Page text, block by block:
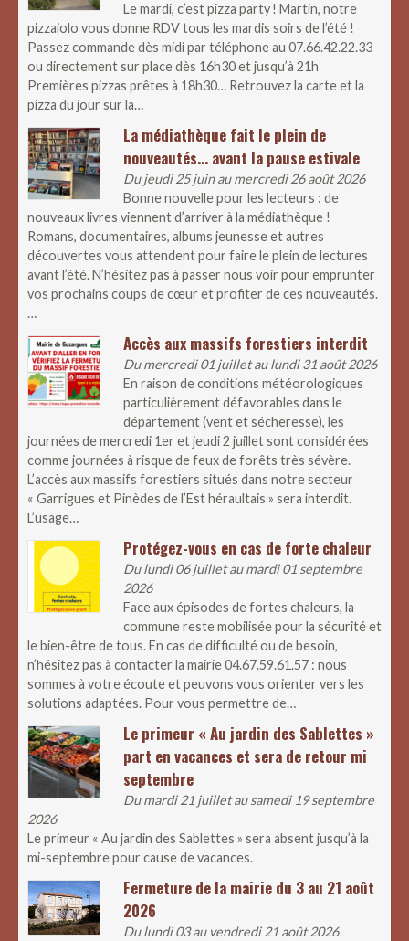
Le mardi, c’est pizza party ! Martin, notre
pizzaiolo vous donne RDV tous les mardis soirs de l’été !
Passez commande dès midi par téléphone au 07.66.42.22.33
ou directement sur place dès 16h30 et jusqu’à 21h
Premières pizzas prêtes à 18h30… Retrouvez la carte et la
pizza du jour sur la…
La médiathèque fait le plein de
nouveautés… avant la pause estivale
Du jeudi 25 juin au mercredi 26 août 2026
Bonne nouvelle pour les lecteurs : de
nouveaux livres viennent d’arriver à la médiathèque !
Romans, documentaires, albums jeunesse et autres
découvertes vous attendent pour faire le plein de lectures
avant l’été. N’hésitez pas à passer nous voir pour emprunter
vos prochains coups de cœur et profiter de ces nouveautés.
…
Accès aux massifs forestiers interdit
Du mercredi 01 juillet au lundi 31 août 2026
En raison de conditions météorologiques
particulièrement défavorables dans le
département (vent et sécheresse), les
journées de mercredi 1er et jeudi 2 juillet sont considérées
comme journées à risque de feux de forêts très sévère.
L’accès aux massifs forestiers situés dans notre secteur
« Garrigues et Pinèdes de l’Est héraultais » sera interdit.
L’usage…
Protégez-vous en cas de forte chaleur
Du lundi 06 juillet au mardi 01 septembre
2026
Face aux épisodes de fortes chaleurs, la
commune reste mobilisée pour la sécurité et
le bien-être de tous. En cas de difficulté ou de besoin,
n’hésitez pas à contacter la mairie 04.67.59.61.57 : nous
sommes à votre écoute et peuvons vous orienter vers les
solutions adaptées. Pour vous permettre de…
Le primeur « Au jardin des Sablettes »
part en vacances et sera de retour mi
septembre
Du mardi 21 juillet au samedi 19 septembre
2026
Le primeur « Au jardin des Sablettes » sera absent jusqu’à la
mi-septembre pour cause de vacances.
Fermeture de la mairie du 3 au 21 août
2026
Du lundi 03 au vendredi 21 août 2026